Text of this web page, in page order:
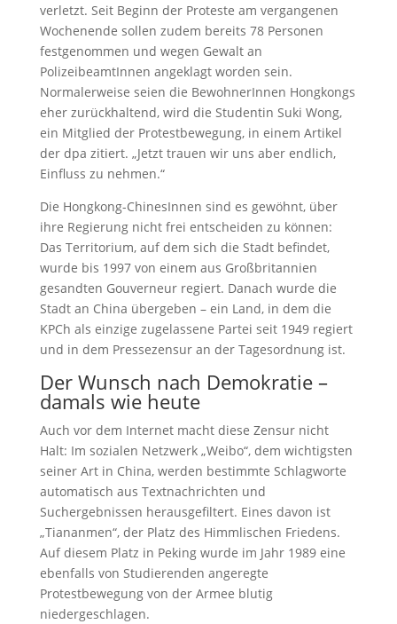
verletzt. Seit Beginn der Proteste am vergangenen
Wochenende sollen zudem bereits 78 Personen
festgenommen und wegen Gewalt an
PolizeibeamtInnen angeklagt worden sein.
Normalerweise seien die BewohnerInnen Hongkongs
eher zurückhaltend, wird die Studentin Suki Wong,
ein Mitglied der Protestbewegung, in einem Artikel
der dpa zitiert. „Jetzt trauen wir uns aber endlich,
Einfluss zu nehmen.“
Die Hongkong-ChinesInnen sind es gewöhnt, über
ihre Regierung nicht frei entscheiden zu können:
Das Territorium, auf dem sich die Stadt befindet,
wurde bis 1997 von einem aus Großbritannien
gesandten Gouverneur regiert. Danach wurde die
Stadt an China übergeben – ein Land, in dem die
KPCh als einzige zugelassene Partei seit 1949 regiert
und in dem Pressezensur an der Tagesordnung ist.
Der Wunsch nach Demokratie –
damals wie heute
Auch vor dem Internet macht diese Zensur nicht
Halt: Im sozialen Netzwerk „Weibo“, dem wichtigsten
seiner Art in China, werden bestimmte Schlagworte
automatisch aus Textnachrichten und
Suchergebnissen herausgefiltert. Eines davon ist
„Tiananmen“, der Platz des Himmlischen Friedens.
Auf diesem Platz in Peking wurde im Jahr 1989 eine
ebenfalls von Studierenden angeregte
Protestbewegung von der Armee blutig
niedergeschlagen.